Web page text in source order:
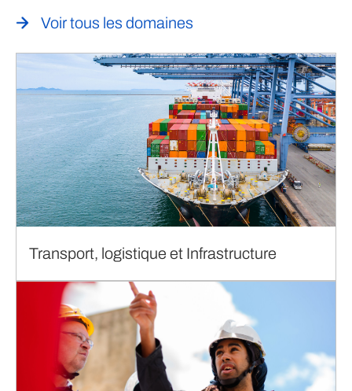
Voir tous les domaines
Transport, logistique et Infrastructure